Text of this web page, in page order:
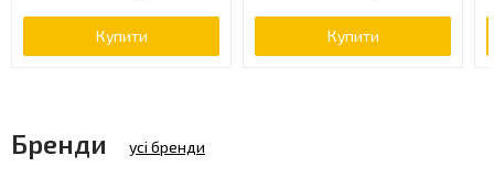
Купити Купити
Бренди усі бренди